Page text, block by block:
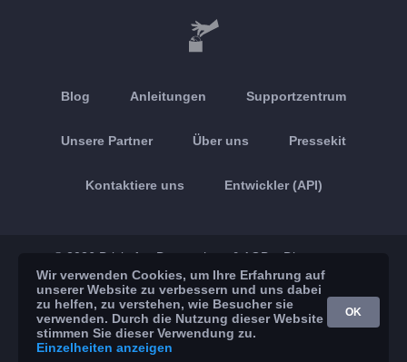
Blog Anleitungen Supportzentrum
Unsere Partner Über uns Pressekit
Kontaktiere uns Entwickler (API)
© 2026 Brickoft Datenschutz & AGB Dienststatus
App Store Google Play
Wir verwenden Cookies, um Ihre Erfahrung auf
unserer Website zu verbessern und uns dabei
zu helfen, zu verstehen, wie Besucher sie
verwenden. Durch die Nutzung dieser Website
stimmen Sie dieser Verwendung zu.
Einzelheiten anzeigen
OK